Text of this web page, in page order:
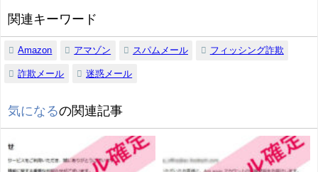
関連キーワード
Amazon アマゾン スパムメール フィッシング詐欺
詐欺メール 迷惑メール
気になるの関連記事